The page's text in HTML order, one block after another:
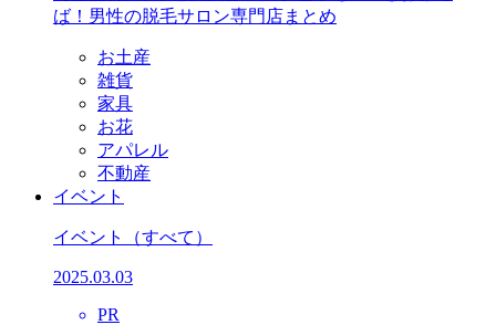
ば！男性の脱毛サロン専門店まとめ
お土産
雑貨
家具
お花
アパレル
不動産
イベント
イベント （すべて）
2025.03.03
PR